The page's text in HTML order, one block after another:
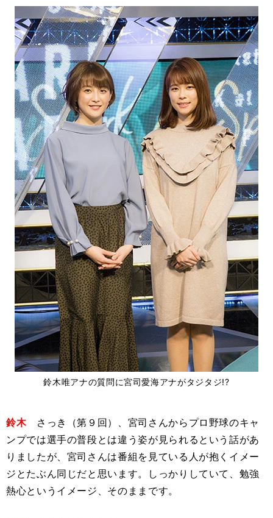
鈴木唯アナの質問に宮司愛海アナがタジタジ!?
鈴木さっき（第９回）、宮司さんからプロ野球のキャ
ンプでは選手の普段とは違う姿が見られるという話があ
りましたが、宮司さんは番組を見ている人が抱くイメー
ジとたぶん同じだと思います。しっかりしていて、勉強
熱心というイメージ、そのままです。